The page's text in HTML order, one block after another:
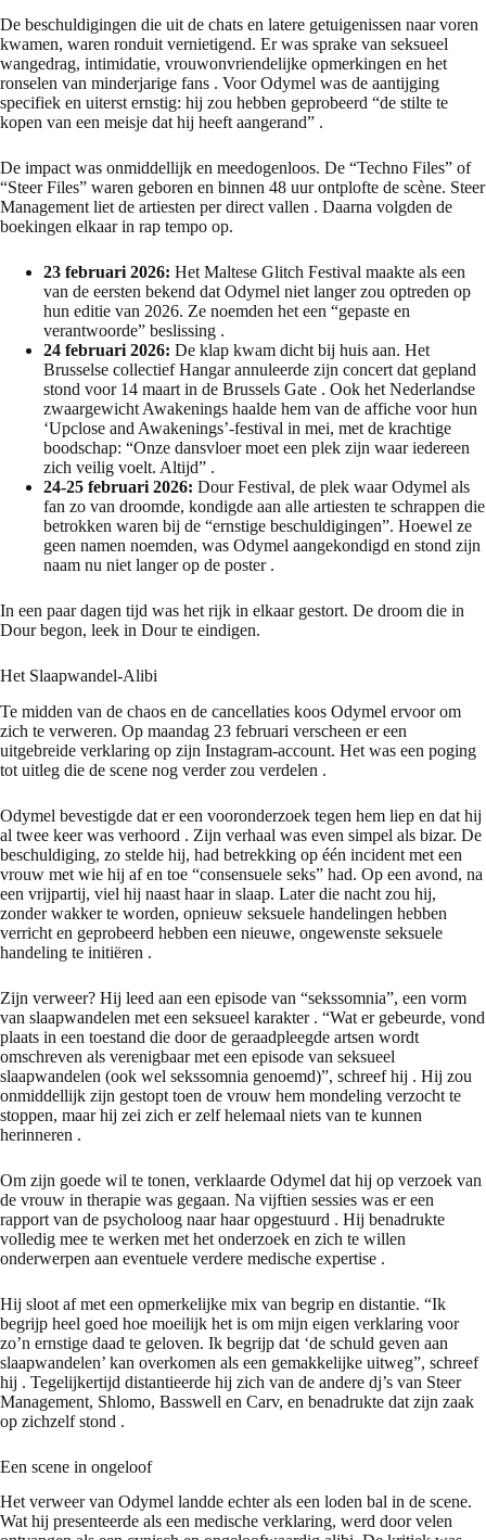
De beschuldigingen die uit de chats en latere getuigenissen naar voren
kwamen, waren ronduit vernietigend. Er was sprake van seksueel
wangedrag, intimidatie, vrouwonvriendelijke opmerkingen en het
ronselen van minderjarige fans . Voor Odymel was de aantijging
specifiek en uiterst ernstig: hij zou hebben geprobeerd “de stilte te
kopen van een meisje dat hij heeft aangerand” .
De impact was onmiddellijk en meedogenloos. De “Techno Files” of
“Steer Files” waren geboren en binnen 48 uur ontplofte de scène. Steer
Management liet de artiesten per direct vallen . Daarna volgden de
boekingen elkaar in rap tempo op.
23 februari 2026: Het Maltese Glitch Festival maakte als een
van de eersten bekend dat Odymel niet langer zou optreden op
hun editie van 2026. Ze noemden het een “gepaste en
verantwoorde” beslissing .
24 februari 2026: De klap kwam dicht bij huis aan. Het
Brusselse collectief Hangar annuleerde zijn concert dat gepland
stond voor 14 maart in de Brussels Gate . Ook het Nederlandse
zwaargewicht Awakenings haalde hem van de affiche voor hun
‘Upclose and Awakenings’-festival in mei, met de krachtige
boodschap: “Onze dansvloer moet een plek zijn waar iedereen
zich veilig voelt. Altijd” .
24-25 februari 2026: Dour Festival, de plek waar Odymel als
fan zo van droomde, kondigde aan alle artiesten te schrappen die
betrokken waren bij de “ernstige beschuldigingen”. Hoewel ze
geen namen noemden, was Odymel aangekondigd en stond zijn
naam nu niet langer op de poster .
In een paar dagen tijd was het rijk in elkaar gestort. De droom die in
Dour begon, leek in Dour te eindigen.
Het Slaapwandel-Alibi
Te midden van de chaos en de cancellaties koos Odymel ervoor om
zich te verweren. Op maandag 23 februari verscheen er een
uitgebreide verklaring op zijn Instagram-account. Het was een poging
tot uitleg die de scene nog verder zou verdelen .
Odymel bevestigde dat er een vooronderzoek tegen hem liep en dat hij
al twee keer was verhoord . Zijn verhaal was even simpel als bizar. De
beschuldiging, zo stelde hij, had betrekking op één incident met een
vrouw met wie hij af en toe “consensuele seks” had. Op een avond, na
een vrijpartij, viel hij naast haar in slaap. Later die nacht zou hij,
zonder wakker te worden, opnieuw seksuele handelingen hebben
verricht en geprobeerd hebben een nieuwe, ongewenste seksuele
handeling te initiëren .
Zijn verweer? Hij leed aan een episode van “sekssomnia”, een vorm
van slaapwandelen met een seksueel karakter . “Wat er gebeurde, vond
plaats in een toestand die door de geraadpleegde artsen wordt
omschreven als verenigbaar met een episode van seksueel
slaapwandelen (ook wel sekssomnia genoemd)”, schreef hij . Hij zou
onmiddellijk zijn gestopt toen de vrouw hem mondeling verzocht te
stoppen, maar hij zei zich er zelf helemaal niets van te kunnen
herinneren .
Om zijn goede wil te tonen, verklaarde Odymel dat hij op verzoek van
de vrouw in therapie was gegaan. Na vijftien sessies was er een
rapport van de psycholoog naar haar opgestuurd . Hij benadrukte
volledig mee te werken met het onderzoek en zich te willen
onderwerpen aan eventuele verdere medische expertise .
Hij sloot af met een opmerkelijke mix van begrip en distantie. “Ik
begrijp heel goed hoe moeilijk het is om mijn eigen verklaring voor
zo’n ernstige daad te geloven. Ik begrijp dat ‘de schuld geven aan
slaapwandelen’ kan overkomen als een gemakkelijke uitweg”, schreef
hij . Tegelijkertijd distantieerde hij zich van de andere dj’s van Steer
Management, Shlomo, Basswell en Carv, en benadrukte dat zijn zaak
op zichzelf stond .
Een scene in ongeloof
Het verweer van Odymel landde echter als een loden bal in de scene.
Wat hij presenteerde als een medische verklaring, werd door velen